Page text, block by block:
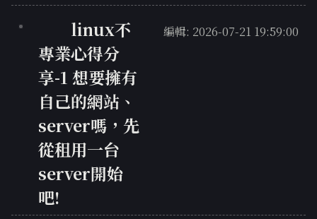
linux不
專業心得分
享-1 想要擁有
自己的網站、
server嗎，先
從租用一台
server開始
吧!
編輯: 2026-07-21 19:59:00